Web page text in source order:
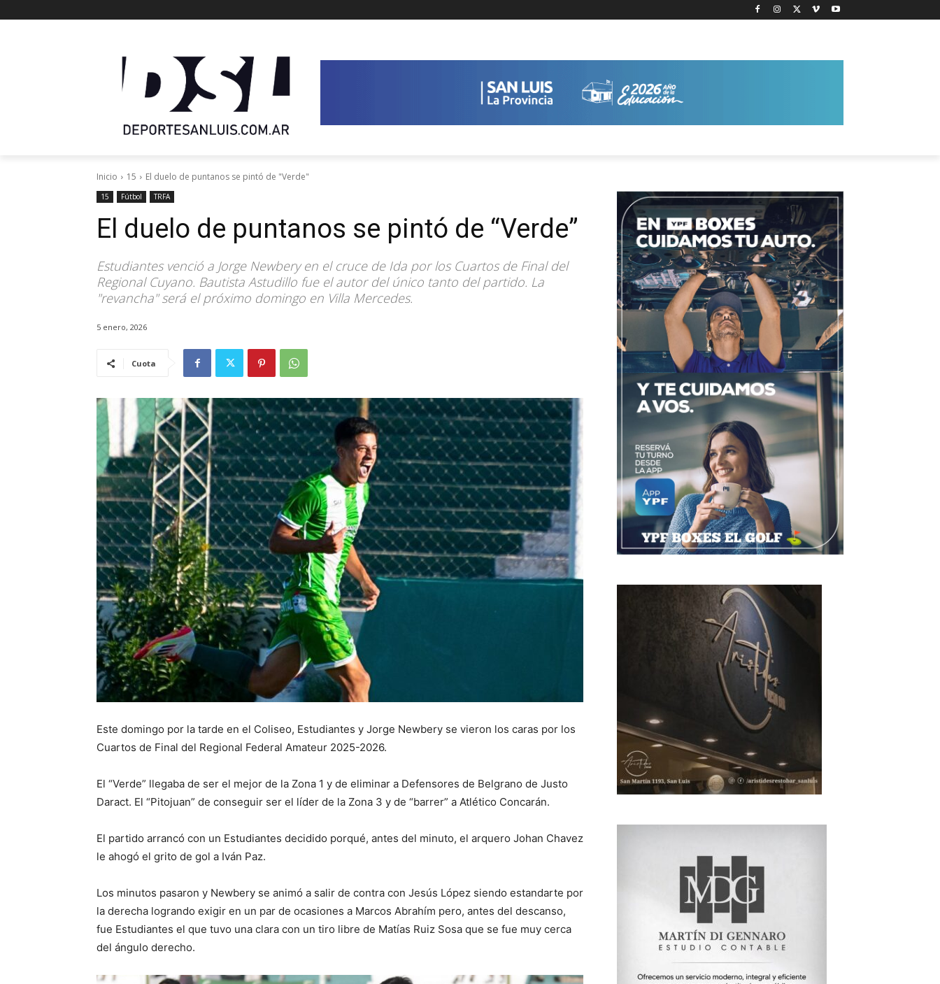
Inicio 15 El duelo de puntanos se pintó de "Verde"
15 Fútbol TRFA
El duelo de puntanos se pintó de “Verde”
Estudiantes venció a Jorge Newbery en el cruce de Ida por los Cuartos de Final del
Regional Cuyano. Bautista Astudillo fue el autor del único tanto del partido. La
"revancha" será el próximo domingo en Villa Mercedes.
5 enero, 2026
Cuota
Este domingo por la tarde en el Coliseo, Estudiantes y Jorge Newbery se vieron los caras por los
Cuartos de Final del Regional Federal Amateur 2025-2026.
El “Verde” llegaba de ser el mejor de la Zona 1 y de eliminar a Defensores de Belgrano de Justo
Daract. El “Pitojuan” de conseguir ser el líder de la Zona 3 y de “barrer” a Atlético Concarán.
El partido arrancó con un Estudiantes decidido porqué, antes del minuto, el arquero Johan Chavez
le ahogó el grito de gol a Iván Paz.
Los minutos pasaron y Newbery se animó a salir de contra con Jesús López siendo estandarte por
la derecha logrando exigir en un par de ocasiones a Marcos Abrahím pero, antes del descanso,
fue Estudiantes el que tuvo una clara con un tiro libre de Matías Ruiz Sosa que se fue muy cerca
del ángulo derecho.